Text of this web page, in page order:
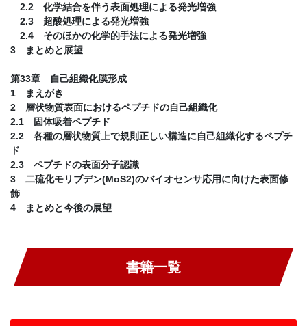
2.2 化学結合を伴う表面処理による発光増強
2.3 超酸処理による発光増強
2.4 そのほかの化学的手法による発光増強
3 まとめと展望
第33章 自己組織化膜形成
1 まえがき
2 層状物質表面におけるペプチドの自己組織化
2.1 固体吸着ペプチド
2.2 各種の層状物質上で規則正しい構造に自己組織化するペプチ
ド
2.3 ペプチドの表面分子認識
3 二硫化モリブデン(MoS2)のバイオセンサ応用に向けた表面修
飾
4 まとめと今後の展望
書籍一覧